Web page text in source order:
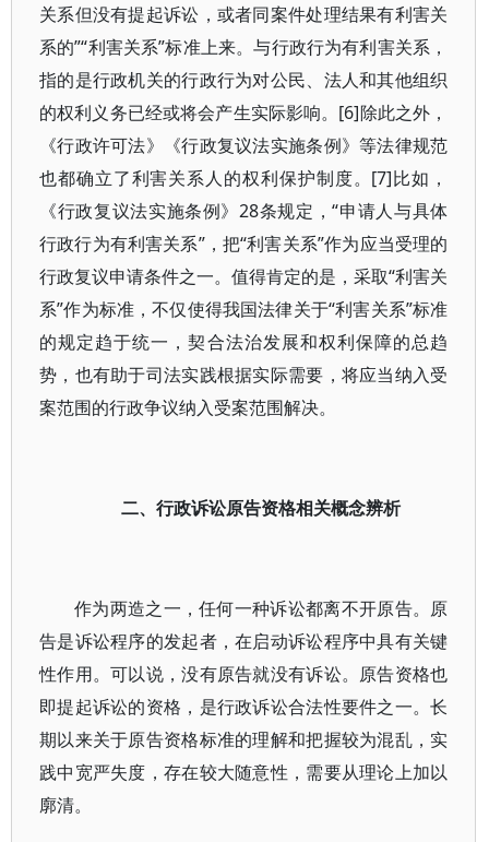
关系但没有提起诉讼，或者同案件处理结果有利害关
系的”“利害关系”标准上来。与行政行为有利害关系，
指的是行政机关的行政行为对公民、法人和其他组织
的权利义务已经或将会产生实际影响。[6]除此之外，
《行政许可法》《行政复议法实施条例》等法律规范
也都确立了利害关系人的权利保护制度。[7]比如，
《行政复议法实施条例》28条规定，“申请人与具体
行政行为有利害关系”，把“利害关系”作为应当受理的
行政复议申请条件之一。值得肯定的是，采取“利害关
系”作为标准，不仅使得我国法律关于“利害关系”标准
的规定趋于统一，契合法治发展和权利保障的总趋
势，也有助于司法实践根据实际需要，将应当纳入受
案范围的行政争议纳入受案范围解决。
二、行政诉讼原告资格相关概念辨析
作为两造之一，任何一种诉讼都离不开原告。原
告是诉讼程序的发起者，在启动诉讼程序中具有关键
性作用。可以说，没有原告就没有诉讼。原告资格也
即提起诉讼的资格，是行政诉讼合法性要件之一。长
期以来关于原告资格标准的理解和把握较为混乱，实
践中宽严失度，存在较大随意性，需要从理论上加以
廓清。